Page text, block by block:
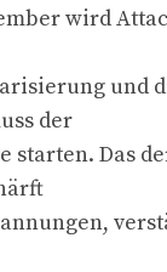
wird
und
der
starten. Das